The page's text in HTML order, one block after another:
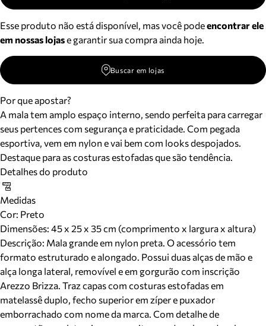
Esse produto não está disponível, mas você podeencontrar ele
em nossas lojase garantir sua compra ainda hoje.
Buscar em lojas
Por que apostar?
A mala tem amplo espaço interno, sendo perfeita para carregar
seus pertences com segurança e praticidade. Com pegada
esportiva, vem em nylon e vai bem com looks despojados.
Destaque para as costuras estofadas que são tendência.
Detalhes do produto
Medidas
Cor: Preto
Dimensões: 45 x 25 x 35 cm (comprimento x largura x altura)
Descrição: Mala grande em nylon preta. O acessório tem
formato estruturado e alongado. Possui duas alças de mão e
alça longa lateral, removível e em gorgurão com inscrição
Arezzo Brizza. Traz capas com costuras estofadas em
matelassê duplo, fecho superior em zíper e puxador
emborrachado com nome da marca. Com detalhe de